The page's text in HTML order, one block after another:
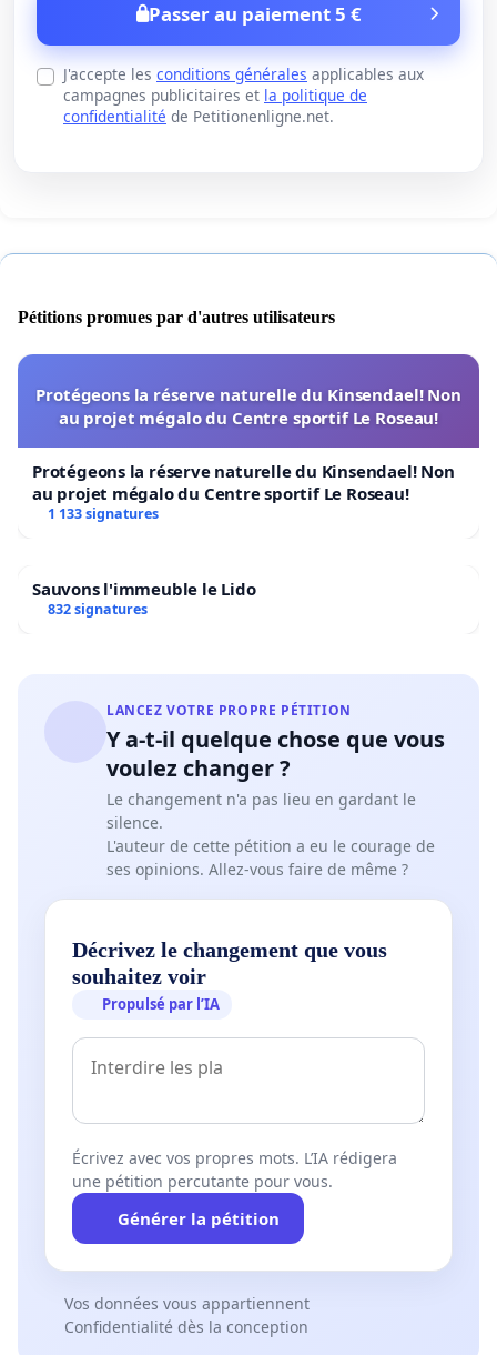
Passer au paiement 5 €
J'accepte les conditions générales applicables aux
campagnes publicitaires et la politique de
confidentialité de Petitionenligne.net.
Pétitions promues par d'autres utilisateurs
Protégeons la réserve naturelle du Kinsendael! Non
au projet mégalo du Centre sportif Le Roseau!
Protégeons la réserve naturelle du Kinsendael! Non
au projet mégalo du Centre sportif Le Roseau!
1 133 signatures
Sauvons l'immeuble le Lido
832 signatures
LANCEZ VOTRE PROPRE PÉTITION
Y a-t-il quelque chose que vous
voulez changer ?
Le changement n'a pas lieu en gardant le
silence.
L'auteur de cette pétition a eu le courage de
ses opinions. Allez-vous faire de même ?
Décrivez le changement que vous
souhaitez voir
Propulsé par l’IA
Écrivez avec vos propres mots. L’IA rédigera
une pétition percutante pour vous.
Générer la pétition
Vos données vous appartiennent
Confidentialité dès la conception